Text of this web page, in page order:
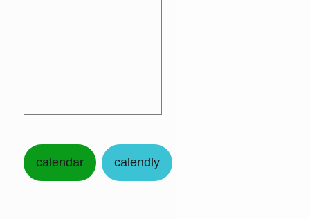
calendar calendly